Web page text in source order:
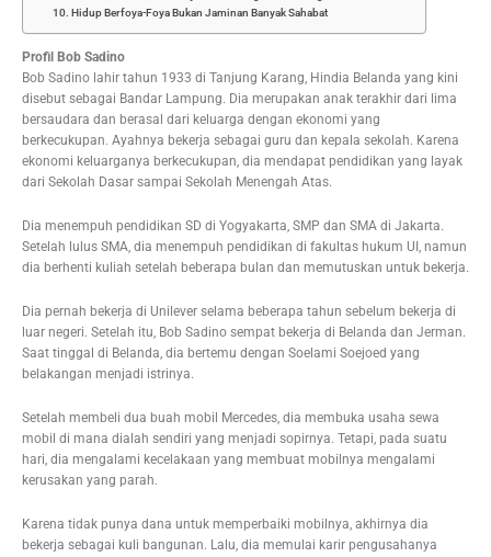
10. Hidup Berfoya-Foya Bukan Jaminan Banyak Sahabat
Profil Bob Sadino
Bob Sadino lahir tahun 1933 di Tanjung Karang, Hindia Belanda yang kini
disebut sebagai Bandar Lampung. Dia merupakan anak terakhir dari lima
bersaudara dan berasal dari keluarga dengan ekonomi yang
berkecukupan. Ayahnya bekerja sebagai guru dan kepala sekolah. Karena
ekonomi keluarganya berkecukupan, dia mendapat pendidikan yang layak
dari Sekolah Dasar sampai Sekolah Menengah Atas.
Dia menempuh pendidikan SD di Yogyakarta, SMP dan SMA di Jakarta.
Setelah lulus SMA, dia menempuh pendidikan di fakultas hukum UI, namun
dia berhenti kuliah setelah beberapa bulan dan memutuskan untuk bekerja.
Dia pernah bekerja di Unilever selama beberapa tahun sebelum bekerja di
luar negeri. Setelah itu, Bob Sadino sempat bekerja di Belanda dan Jerman.
Saat tinggal di Belanda, dia bertemu dengan Soelami Soejoed yang
belakangan menjadi istrinya.
Setelah membeli dua buah mobil Mercedes, dia membuka usaha sewa
mobil di mana dialah sendiri yang menjadi sopirnya. Tetapi, pada suatu
hari, dia mengalami kecelakaan yang membuat mobilnya mengalami
kerusakan yang parah.
Karena tidak punya dana untuk memperbaiki mobilnya, akhirnya dia
bekerja sebagai kuli bangunan. Lalu, dia memulai karir pengusahanya